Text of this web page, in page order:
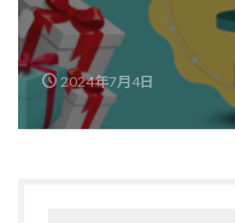
2024年7月4日